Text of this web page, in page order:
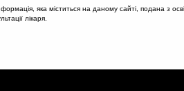
яка міститься на даному сайті, подана з
лікаря.